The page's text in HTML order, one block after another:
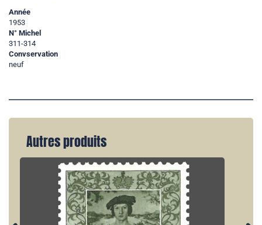
Année
1953
N° Michel
311-314
Convservation
neuf
Autres produits